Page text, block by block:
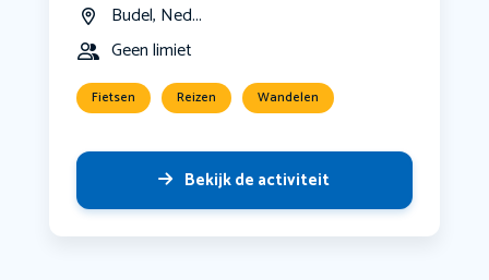
Budel, Ned...
Geen limiet
Fietsen Reizen Wandelen
Bekijk de activiteit